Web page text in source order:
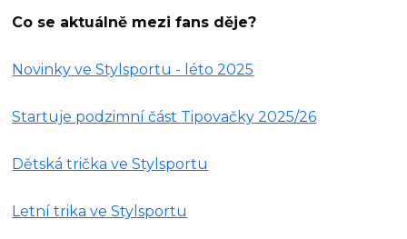
Co se aktuálně mezi fans děje?
Novinky ve Stylsportu - léto 2025
Startuje podzimní část Tipovačky 2025/26
Dětská trička ve Stylsportu
Letní trika ve Stylsportu